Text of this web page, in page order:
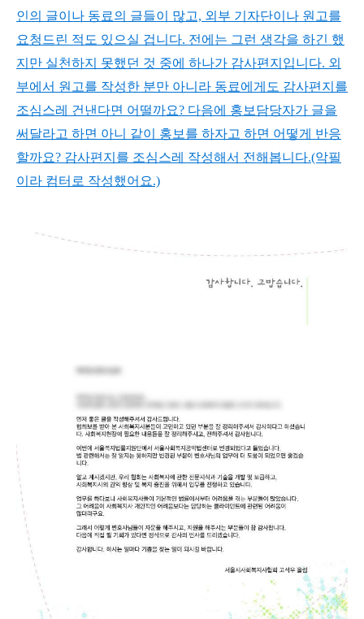
인의 글이나 동료의 글들이 많고, 외부 기자단이나 원고를
요청드린 적도 있으실 겁니다. 전에는 그런 생각을 하긴 했
지만 실천하지 못했던 것 중에 하나가 감사편지입니다. 외
부에서 원고를 작성한 분만 아니라 동료에게도 감사편지를
조심스레 건낸다면 어떨까요? 다음에 홍보담당자가 글을
써달라고 하면 아니 같이 홍보를 하자고 하면 어떻게 반응
할까요? 감사편지를 조심스레 작성해서 전해봅니다.(악필
이라 컴터로 작성했어요.)